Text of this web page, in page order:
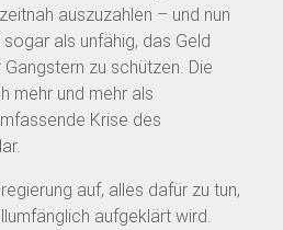
auszuzahlen – und nun
als unfähig, das Geld
zu schützen. Die
mehr und mehr als
Krise des
auf, alles dafür zu tun,
aufgeklärt wird.